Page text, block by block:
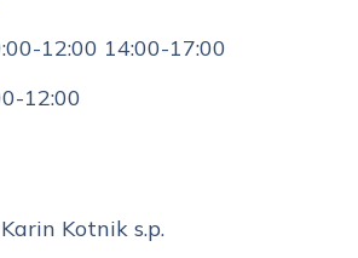
12:00 14:00-17:00
12:00
Kotnik s.p.